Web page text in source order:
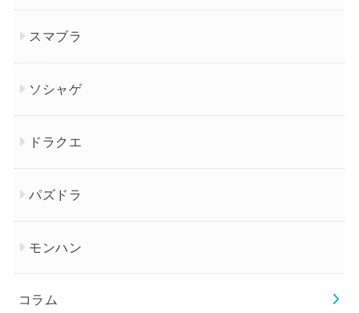
スマブラ
ソシャゲ
ドラクエ
パズドラ
モンハン
コラム